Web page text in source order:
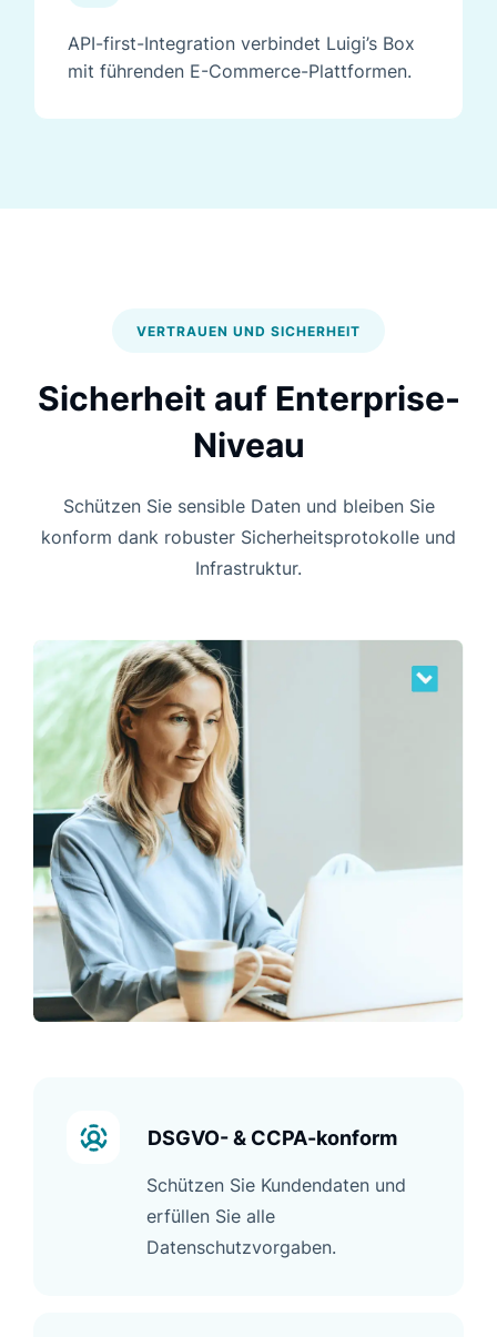
API-first-Integration verbindet Luigi’s Box
mit führenden E-Commerce-Plattformen.
VERTRAUEN UND SICHERHEIT
Sicherheit auf Enterprise-
Niveau
Schützen Sie sensible Daten und bleiben Sie
konform dank robuster Sicherheitsprotokolle und
Infrastruktur.
DSGVO- & CCPA-konform
Schützen Sie Kundendaten und
erfüllen Sie alle
Datenschutzvorgaben.